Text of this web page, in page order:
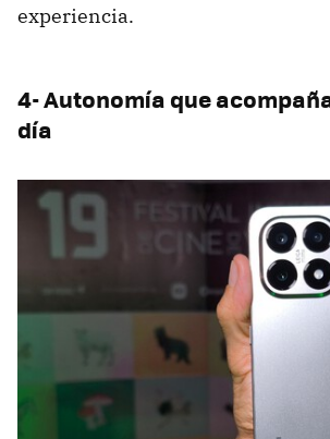
experiencia.
4- Autonomía que
día